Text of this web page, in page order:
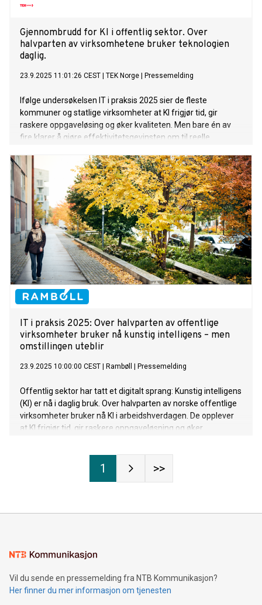
Gjennombrudd for KI i offentlig sektor. Over
halvparten av virksomhetene bruker teknologien
daglig.
23.9.2025 11:01:26 CEST TEK Norge Pressemelding
Ifølge undersøkelsen IT i praksis 2025 sier de fleste
kommuner og statlige virksomheter at KI frigjør tid, gir
raskere oppgaveløsing og øker kvaliteten. Men bare én av
fire klarer å gjøre effektivitetsgevinsten om til reelle
IT i praksis 2025: Over halvparten av offentlige
virksomheter bruker nå kunstig intelligens – men
omstillingen uteblir
23.9.2025 10:00:00 CEST Rambøll Pressemelding
Offentlig sektor har tatt et digitalt sprang: Kunstig intelligens
(KI) er nå i daglig bruk. Over halvparten av norske offentlige
virksomheter bruker nå KI i arbeidshverdagen. De opplever
at KI frigjør tid, gir raskere oppgaveløsning og øker
effektivitetsgevinsten om til reelle kostnadsbesparelser,
viser årets IT i praksis-undersøkelse.
1 >>
Vil du sende en pressemelding fra NTB Kommunikasjon?
Her finner du mer informasjon om tjenesten